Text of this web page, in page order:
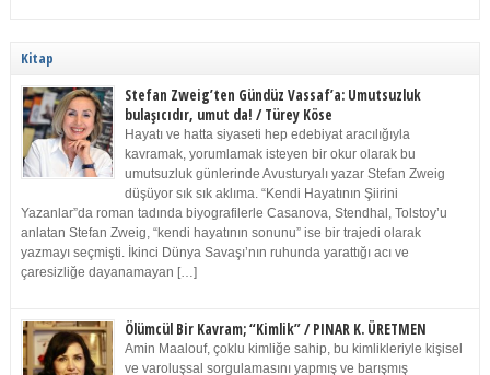
Kitap
Stefan Zweig’ten Gündüz Vassaf’a: Umutsuzluk
bulaşıcıdır, umut da! / Türey Köse
Hayatı ve hatta siyaseti hep edebiyat aracılığıyla
kavramak, yorumlamak isteyen bir okur olarak bu
umutsuzluk günlerinde Avusturyalı yazar Stefan Zweig
düşüyor sık sık aklıma. “Kendi Hayatının Şiirini
Yazanlar”da roman tadında biyografilerle Casanova, Stendhal, Tolstoy’u
anlatan Stefan Zweig, “kendi hayatının sonunu” ise bir trajedi olarak
yazmayı seçmişti. İkinci Dünya Savaşı’nın ruhunda yarattığı acı ve
çaresizliğe dayanamayan […]
Ölümcül Bir Kavram; “Kimlik” / PINAR K. ÜRETMEN
Amin Maalouf, çoklu kimliğe sahip, bu kimlikleriyle kişisel
ve varoluşsal sorgulamasını yapmış ve barışmış